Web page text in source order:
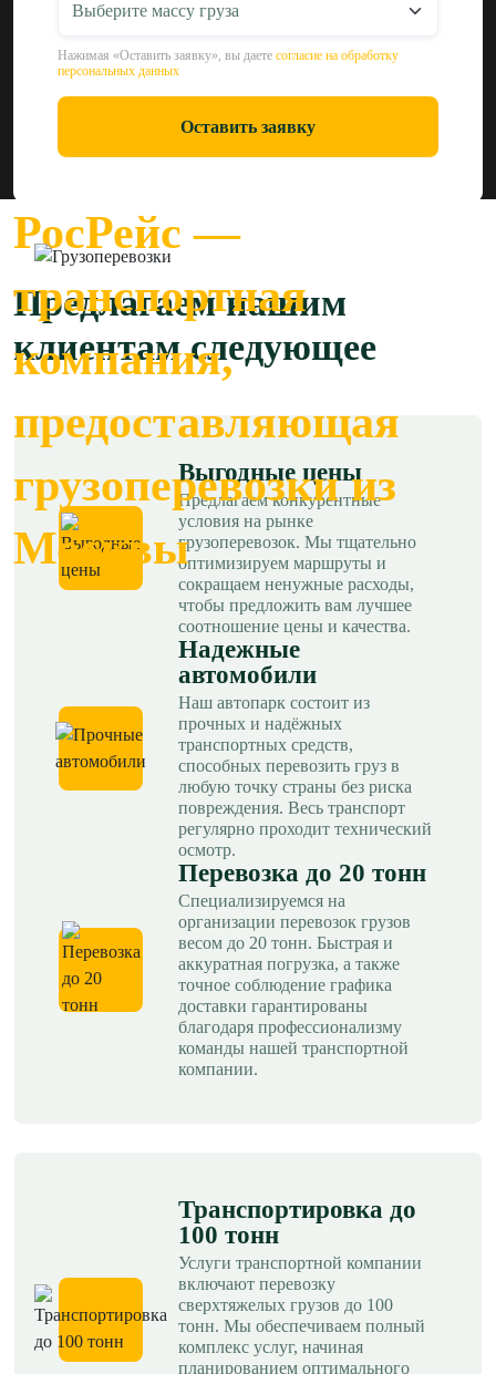
Нажимая «Оставить заявку», вы даете согласие на обработку
персональных данных
Оставить заявку
РосРейс —
транспортная
компания,
предоставляющая
грузоперевозки из
Москвы
Предлагаем нашим
клиентам следующее
Выгодные цены
Предлагаем конкурентные
условия на рынке
грузоперевозок. Мы тщательно
оптимизируем маршруты и
сокращаем ненужные расходы,
чтобы предложить вам лучшее
соотношение цены и качества.
Надежные
автомобили
Наш автопарк состоит из
прочных и надёжных
транспортных средств,
способных перевозить груз в
любую точку страны без риска
повреждения. Весь транспорт
регулярно проходит технический
осмотр.
Перевозка до 20 тонн
Специализируемся на
организации перевозок грузов
весом до 20 тонн. Быстрая и
аккуратная погрузка, а также
точное соблюдение графика
доставки гарантированы
благодаря профессионализму
команды нашей транспортной
компании.
Транспортировка до
100 тонн
Услуги транспортной компании
включают перевозку
сверхтяжелых грузов до 100
тонн. Мы обеспечиваем полный
комплекс услуг, начиная
планированием оптимального